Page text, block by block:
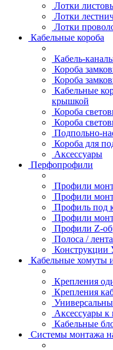
Лотки
Лотки
Лотки
Кабельные короба
Кабель-
Короба
Короба
Кабельные
крышкой
Короба
Короба
Подпольно-
Короба для
Аксессуары
Перфопрофили
Профили
Профили
Профиль под
Профили
Профили Z-
Полоса /
Кабельные хомуты
Крепления
Крепления
Аксессуары к
Кабельные
Системы монтажа